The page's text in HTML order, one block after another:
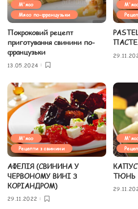
М'ясо
Мясо по-французьки
Покроковий рецепт
приготування свинини по-
французьки
13.05.2024
М'ясо
Рецепти з свинини
АФЕЛІЯ (СВИНИНА У
ЧЕРВОНОМУ ВИНІ З
КОРІАНДРОМ)
29.11.2022
ТЮНЬ